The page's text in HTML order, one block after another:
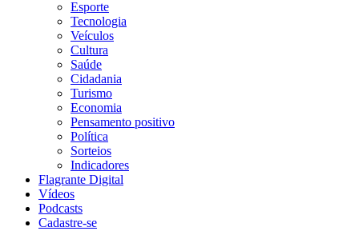
Esporte
Tecnologia
Veículos
Cultura
Saúde
Cidadania
Turismo
Economia
Pensamento positivo
Política
Sorteios
Indicadores
Flagrante Digital
Vídeos
Podcasts
Cadastre-se